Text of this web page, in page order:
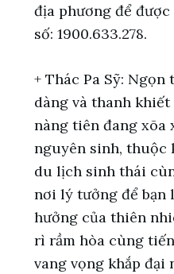
địa phương để
số: 1900.633.278.
+ Thác Pa Sỹ:
dàng và thanh
nàng tiên đang
nguyên sinh, thuộc
du lịch sinh thái
nơi lý tưởng để bạn
hưởng của thiên
rì rầm hòa cùng
vang vọng khắp